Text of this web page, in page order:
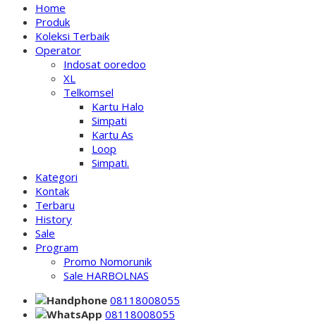
Home
Produk
Koleksi Terbaik
Operator
Indosat ooredoo
XL
Telkomsel
Kartu Halo
Simpati
Kartu As
Loop
Simpati.
Kategori
Kontak
Terbaru
History
Sale
Program
Promo Nomorunik
Sale HARBOLNAS
08118008055
08118008055